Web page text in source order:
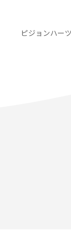
ピジョンハーツ